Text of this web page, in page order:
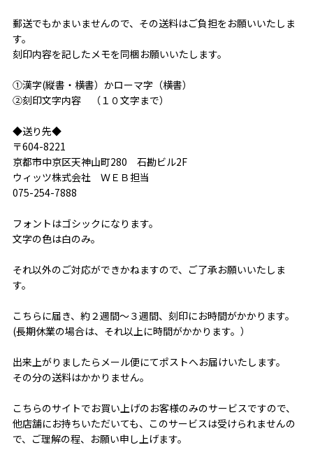
郵送でもかまいませんので、その送料はご負担をお願いいたしま
す。
刻印内容を記したメモを同梱お願いいたします。
①漢字(縦書・横書）かローマ字（横書）
②刻印文字内容 （１０文字まで）
◆送り先◆
〒604-8221
京都市中京区天神山町280 石勘ビル2F
ウィッツ株式会社 ＷＥＢ担当
075-254-7888
フォントはゴシックになります。
文字の色は白のみ。
それ以外のご対応ができかねますので、ご了承お願いいたしま
す。
こちらに届き、約２週間〜３週間、刻印にお時間がかかります。
(長期休業の場合は、それ以上に時間がかかります。）
出来上がりましたらメール便にてポストへお届けいたします。
その分の送料はかかりません。
こちらのサイトでお買い上げのお客様のみのサービスですので、
他店舗にお持ちいただいても、このサービスは受けられませんの
で、ご理解の程、お願い申し上げます。